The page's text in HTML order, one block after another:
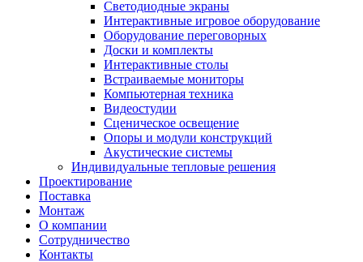
Светодиодные экраны
Интерактивные игровое оборудование
Оборудование переговорных
Доски и комплекты
Интерактивные столы
Встраиваемые мониторы
Компьютерная техника
Видеостудии
Cценическое освещение
Опоры и модули конструкций
Акустические системы
Индивидуальные тепловые решения
Проектирование
Поставка
Монтаж
О компании
Сотрудничество
Контакты